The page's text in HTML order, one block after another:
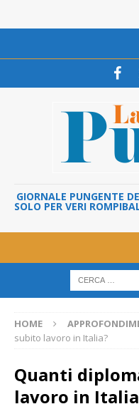
GIORNALE PUNGENTE
SOLO PER VERI
HOME
subito lavoro in Italia?
Quanti
lavoro in